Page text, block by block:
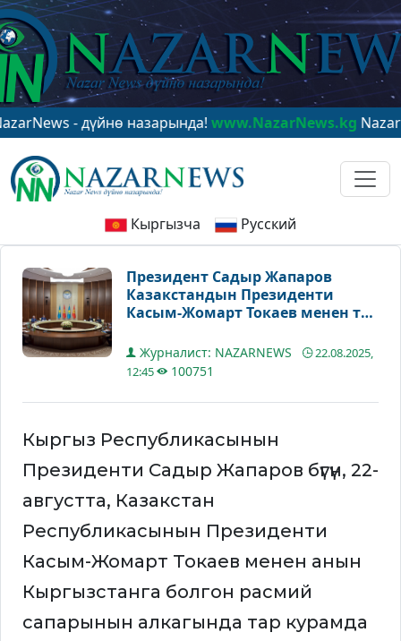
- дүйнө назарында!www.NazarNews.kgNazarNews -
Кыргызча Русский
Президент Садыр Жапаров
Казакстандын Президенти
Касым-Жомарт Токаев менен тар
жүргүздү
Журналист: NAZARNEWS
22.08.2025,
12:45
100751
Кыргыз Республикасынын
Президенти Садыр Жапаров бүгүн, 22-
августта, Казакстан
Республикасынын Президенти
Касым-Жомарт Токаев менен анын
Кыргызстанга болгон расмий
сапарынын алкагында тар курамда